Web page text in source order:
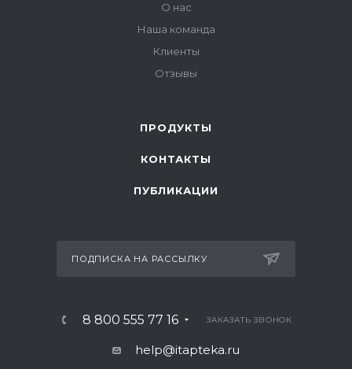
О нас
Наша команда
Клиенты
Отзывы
ПРОДУКТЫ
КОНТАКТЫ
ПУБЛИКАЦИИ
ПОДПИСКА НА РАССЫЛКУ
8 800 555 77 16 ЗАКАЗАТЬ ЗВОНОК
help@itapteka.ru